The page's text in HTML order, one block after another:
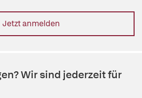
Jetzt anmelden
Wir sind jederzeit für